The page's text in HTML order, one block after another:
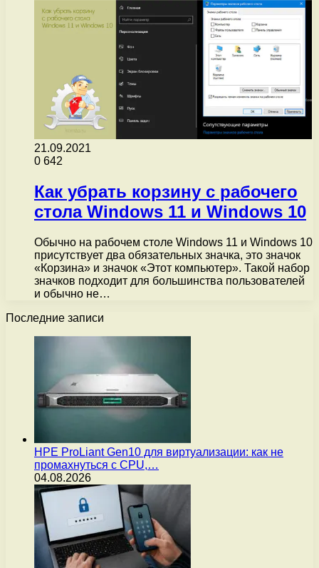
21.09.2021
0 642
Как убрать корзину с рабочего
стола Windows 11 и Windows 10
Обычно на рабочем столе Windows 11 и Windows 10
присутствует два обязательных значка, это значок
«Корзина» и значок «Этот компьютер». Такой набор
значков подходит для большинства пользователей
и обычно не…
Последние записи
HPE ProLiant Gen10 для виртуализации: как не
промахнуться с CPU,…
04.08.2026